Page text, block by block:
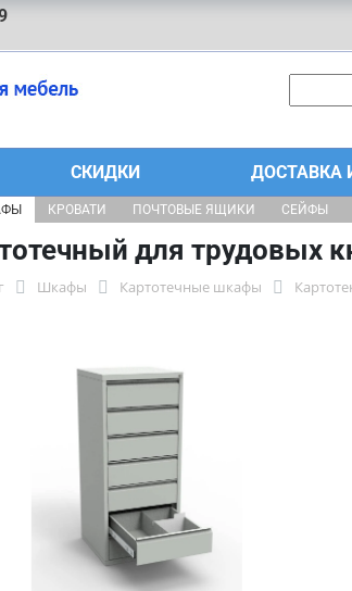
СКИДКИ ДОСТАВКА
КРОВАТИ ПОЧТОВЫЕ ЯЩИКИ СЕЙФЫ
для трудовых
Шкафы Картотечные шкафы